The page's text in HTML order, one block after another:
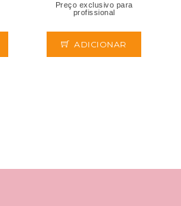
Preço exclusivo para
profissional
ADICIONAR